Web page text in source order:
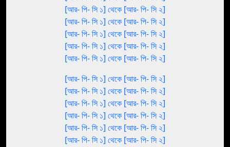
[আর- পি- সি ১] থেকে [আর- পি- সি ২]
[আর- পি- সি ১] থেকে [আর- পি- সি ২]
[আর- পি- সি ১] থেকে [আর- পি- সি ২]
[আর- পি- সি ১] থেকে [আর- পি- সি ২]
[আর- পি- সি ১] থেকে [আর- পি- সি ২]
[আর- পি- সি ১] থেকে [আর- পি- সি ২]
[আর- পি- সি ১] থেকে [আর- পি- সি ২]
[আর- পি- সি ১] থেকে [আর- পি- সি ২]
[আর- পি- সি ১] থেকে [আর- পি- সি ২]
[আর- পি- সি ১] থেকে [আর- পি- সি ২]
[আর- পি- সি ১] থেকে [আর- পি- সি ২]